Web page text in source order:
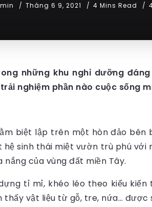
Tháng 6 9, 2021 4 Mins Read
những khu nghỉ dưỡng
nghiệm phần nào cuộc sống
biệt lập trên một hòn đảo bên
sinh thái miệt vườn trù phú với
của vùng đất miền Tây.
tỉ mỉ, khéo léo theo kiểu
thấy vật liệu từ gỗ, tre, nứa…